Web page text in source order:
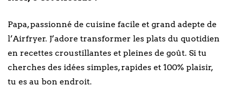
Papa, passionné de cuisine facile et grand adepte de
l’Airfryer. J’adore transformer les plats du quotidien
en recettes croustillantes et pleines de goût. Si tu
cherches des idées simples, rapides et 100% plaisir,
tu es au bon endroit.